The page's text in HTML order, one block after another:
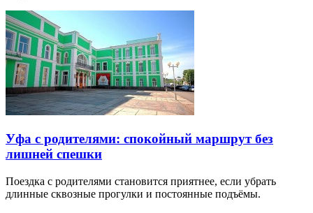
Уфа с родителями: спокойный маршрут без
лишней спешки
Поездка с родителями становится приятнее, если убрать
длинные сквозные прогулки и постоянные подъёмы.